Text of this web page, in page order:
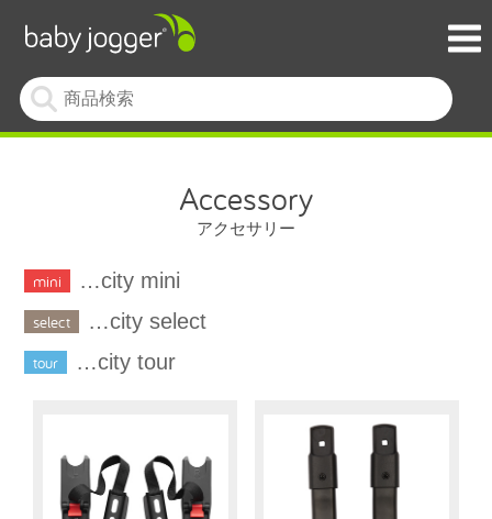
Accessory
アクセサリー
mini …city mini
select …city select
tour …city tour